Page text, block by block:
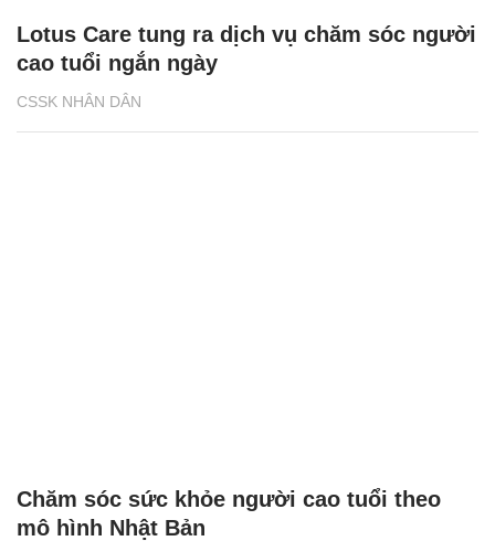
CSSK NHÂN DÂN
Lotus Care tung ra dịch vụ chăm sóc người
cao tuổi ngắn ngày
Chăm sóc sức khỏe người cao tuổi theo
mô hình Nhật Bản